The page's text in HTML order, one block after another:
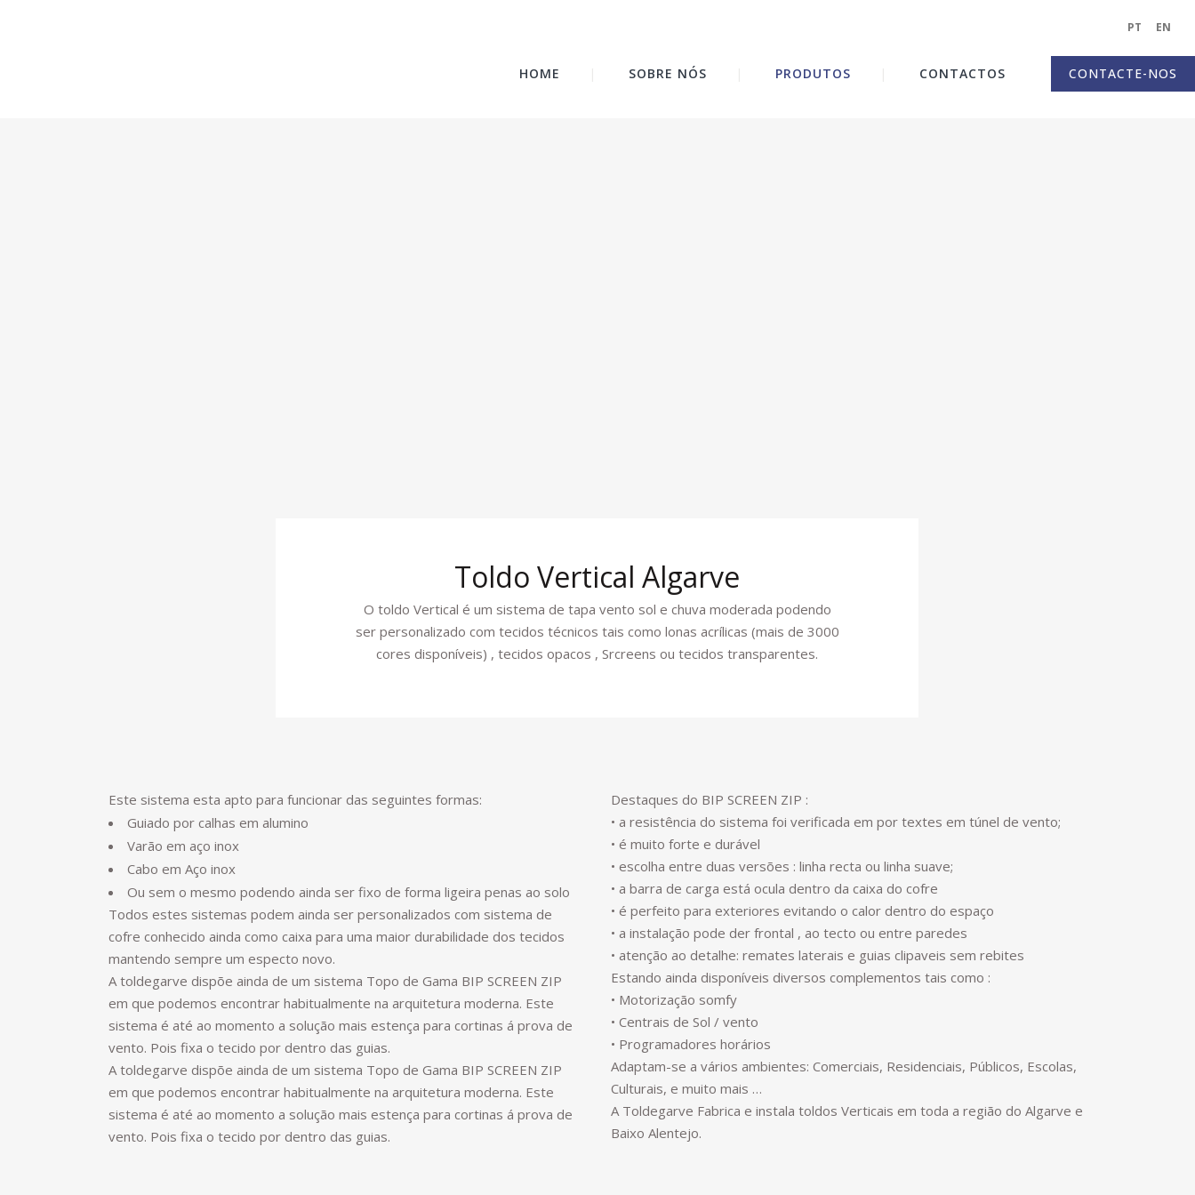
PT EN
CONTACTE-NOS
HOME SOBRE NÓS PRODUTOS CONTACTOS
Toldo Vertical Algarve
O toldo Vertical é um sistema de tapa vento sol e chuva moderada podendo
ser personalizado com tecidos técnicos tais como lonas acrílicas (mais de 3000
cores disponíveis) , tecidos opacos , Srcreens ou tecidos transparentes.
Este sistema esta apto para funcionar das seguintes formas:
Guiado por calhas em alumino
Varão em aço inox
Cabo em Aço inox
Ou sem o mesmo podendo ainda ser fixo de forma ligeira penas ao solo
Todos estes sistemas podem ainda ser personalizados com sistema de
cofre conhecido ainda como caixa para uma maior durabilidade dos tecidos
mantendo sempre um especto novo.
A toldegarve dispõe ainda de um sistema Topo de Gama BIP SCREEN ZIP
em que podemos encontrar habitualmente na arquitetura moderna. Este
sistema é até ao momento a solução mais estença para cortinas á prova de
vento. Pois fixa o tecido por dentro das guias.
A toldegarve dispõe ainda de um sistema Topo de Gama BIP SCREEN ZIP
em que podemos encontrar habitualmente na arquitetura moderna. Este
sistema é até ao momento a solução mais estença para cortinas á prova de
vento. Pois fixa o tecido por dentro das guias.
Destaques do BIP SCREEN ZIP :
• a resistência do sistema foi verificada em por textes em túnel de vento;
• é muito forte e durável
• escolha entre duas versões : linha recta ou linha suave;
• a barra de carga está ocula dentro da caixa do cofre
• é perfeito para exteriores evitando o calor dentro do espaço
• a instalação pode der frontal , ao tecto ou entre paredes
• atenção ao detalhe: remates laterais e guias clipaveis sem rebites
Estando ainda disponíveis diversos complementos tais como :
• Motorização somfy
• Centrais de Sol / vento
• Programadores horários
Adaptam-se a vários ambientes: Comerciais, Residenciais, Públicos, Escolas,
Culturais, e muito mais …
A Toldegarve Fabrica e instala toldos Verticais em toda a região do Algarve e
Baixo Alentejo.